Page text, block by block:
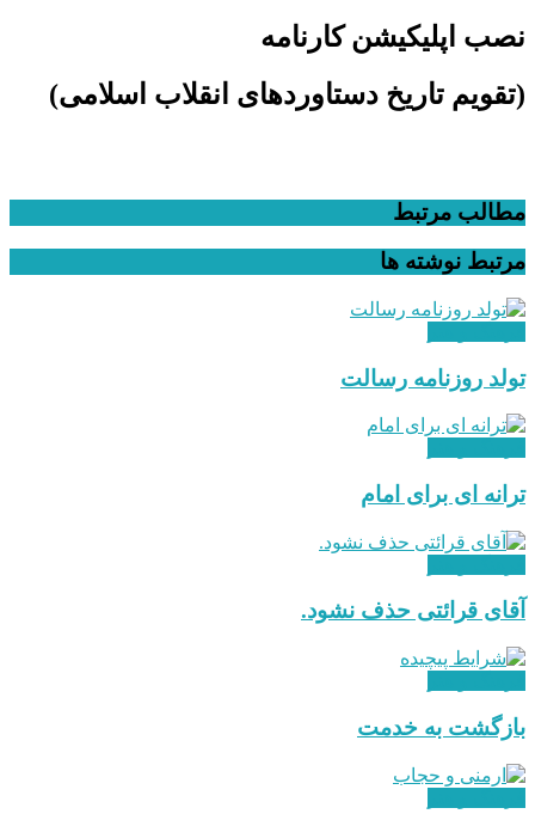
نصب اپلیکیشن کارنامه
(تقویم تاریخ دستاوردهای انقلاب اسلامی​)
مطالب مرتبط
مرتبط نوشته ها
تولد روزنامه رسالت
ترانه ای برای امام
آقای قرائتی حذف نشود.
بازگشت به خدمت